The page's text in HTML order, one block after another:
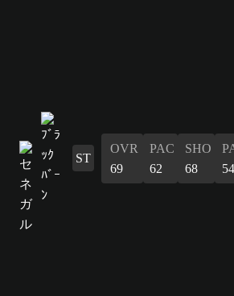
ST
OVR
69
PAC
62
SHO
68
54